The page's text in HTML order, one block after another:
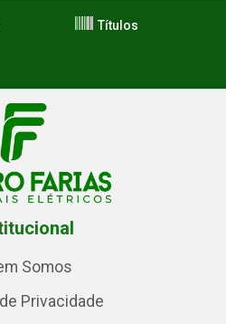
Títulos
Somos
Privacidade